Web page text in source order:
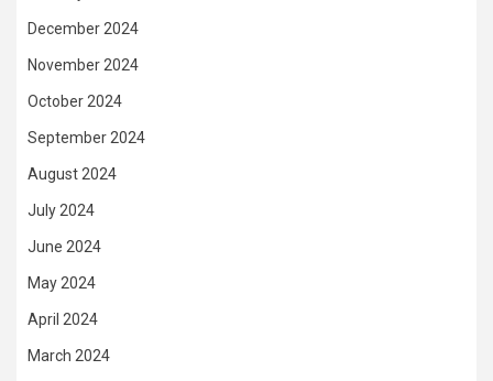
December 2024
November 2024
October 2024
September 2024
August 2024
July 2024
June 2024
May 2024
April 2024
March 2024